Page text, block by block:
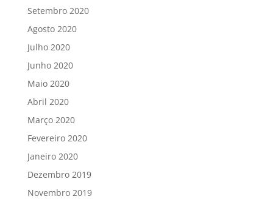
Setembro 2020
Agosto 2020
Julho 2020
Junho 2020
Maio 2020
Abril 2020
Março 2020
Fevereiro 2020
Janeiro 2020
Dezembro 2019
Novembro 2019